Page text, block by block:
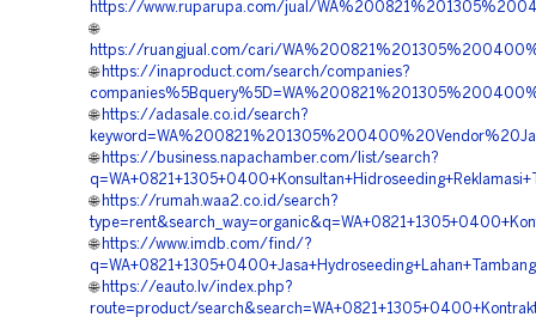
https://www.ruparupa.com/jual/
🌐
https://ruangjual.com/cari/
🌐 https://inaproduct.com/search/companies?
🌐 https://adasale.co.id/search?
🌐 https://business.napachamber.com/list/search?
🌐 https://rumah.waa2.co.id/search?
🌐 https://www.imdb.com/find/?
🌐 https://eauto.lv/index.php?
route=product/